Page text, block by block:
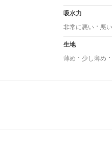
吸水力
非常に悪い
悪い
生地
薄め
少し薄め